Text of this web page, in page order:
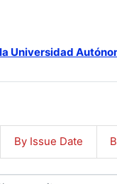
Universidad
By Issue Date